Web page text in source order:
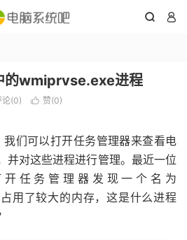
 
的wmiprvse.exe进程
论(0)  赞(0)
们可以打开任务管理器来查看电
并对这些进程进行管理。最近一位
任务管理器发现一个名为
用了较大的内存，这是什么进程